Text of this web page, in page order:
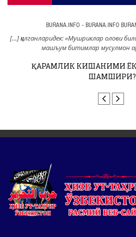
BURANA.INFO - BURANA.INFO
[…] қилганларидек: «Мушриклар олови
машъум битимлар мусулмон
ҚАРАМЛИК КИШАНИМИ
ШАМШИРИ?